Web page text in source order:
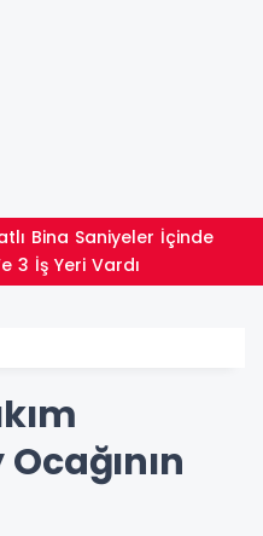
3 İş Yeri Vardı